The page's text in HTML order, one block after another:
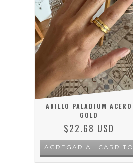
ANILLO PALADIUM ACERO
GOLD
$22.68 USD
AGREGAR AL CARRITO